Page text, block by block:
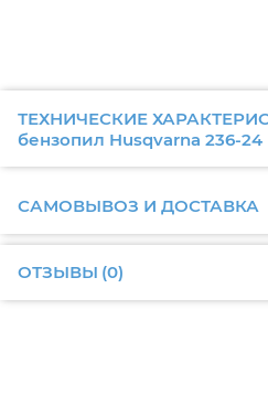
ТЕХНИЧЕСКИЕ
бензопил Husqvarna 236-24
САМОВЫВОЗ И ДОСТАВКА
ОТЗЫВЫ (0)